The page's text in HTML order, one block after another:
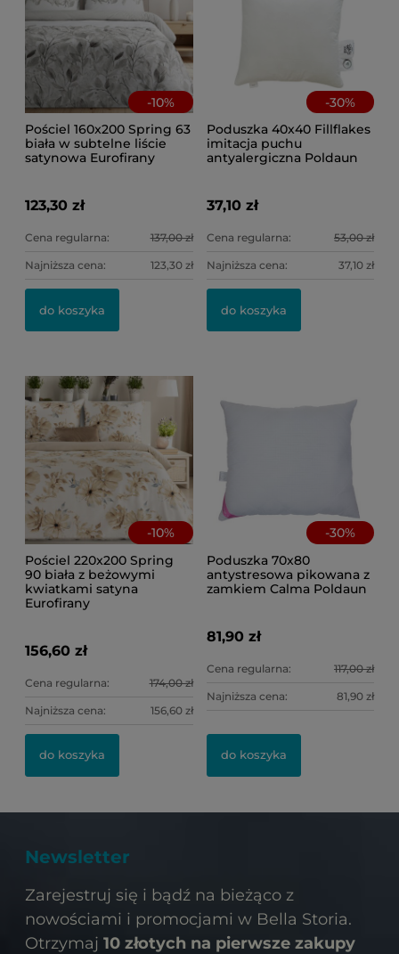
-10%
Pościel 160x200 Spring 63
biała w subtelne liście
satynowa Eurofirany
123,30 zł
Cena regularna: 137,00 zł
Najniższa cena: 123,30 zł
do koszyka
-30%
Poduszka 40x40 Fillflakes
imitacja puchu
antyalergiczna Poldaun
37,10 zł
Cena regularna: 53,00 zł
Najniższa cena: 37,10 zł
do koszyka
-10%
Pościel 220x200 Spring
90 biała z beżowymi
kwiatkami satyna
Eurofirany
156,60 zł
Cena regularna: 174,00 zł
Najniższa cena: 156,60 zł
do koszyka
-30%
Poduszka 70x80
antystresowa pikowana z
zamkiem Calma Poldaun
81,90 zł
Cena regularna: 117,00 zł
Najniższa cena: 81,90 zł
do koszyka
Newsletter
Zarejestruj się i bądź na bieżąco z
nowościami i promocjami w Bella Storia.
Otrzymaj 10 złotych na pierwsze zakupy